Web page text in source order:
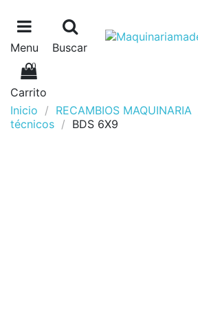
Menu Buscar
0
Carrito
Inicio
RECAMBIOS MAQUINARIA
técnicos
BDS 6X9